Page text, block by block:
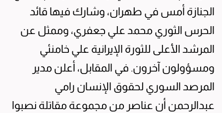
الجنازة أمس في طهران، وشارك فيها قائد
الحرس الثوري محمد علي جعفري، وممثل عن
المرشد الأعلى للثورة الإيرانية علي خامنئي
ومسؤولون آخرون. في المقابل، أعلن مدير
المرصد السوري لحقوق الإنسان رامي
عبدالرحمن أن عناصر من مجموعة مقاتلة نصبوا